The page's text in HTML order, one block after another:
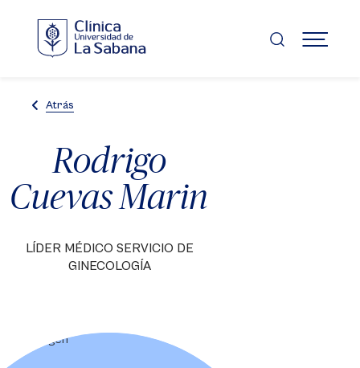
contenido
principal
MENÚ
Atrás
Rodrigo
Cuevas Marin
LÍDER MÉDICO SERVICIO DE
GINECOLOGÍA